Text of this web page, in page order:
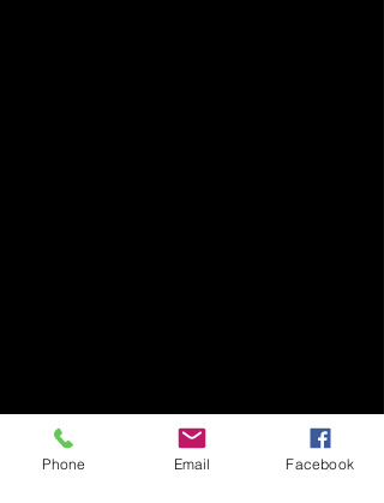
Phone Email Facebook